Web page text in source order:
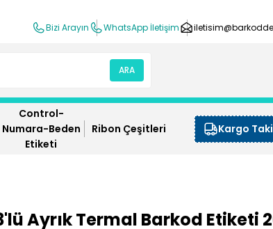
Bizi Arayın WhatsApp İletişim
ARA
Control-
Numara-Beden
Etiketi
Ribon Çeşitleri Kargo
Ayrık Termal Barkod Etiketi